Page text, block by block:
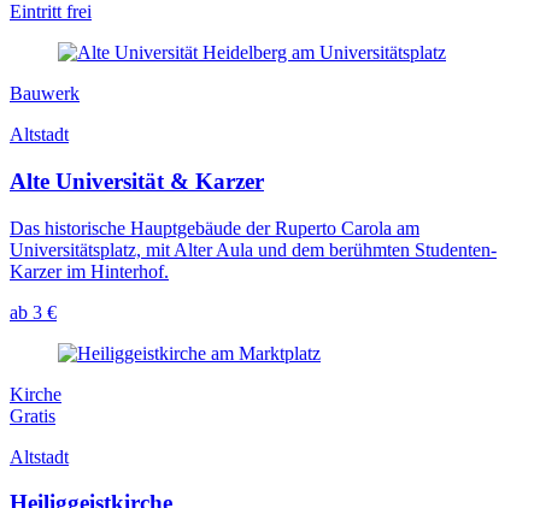
Eintritt frei
Bauwerk
Altstadt
Alte Universität & Karzer
Das historische Hauptgebäude der Ruperto Carola am
Universitätsplatz, mit Alter Aula und dem berühmten Studenten-
Karzer im Hinterhof.
ab 3 €
Kirche
Gratis
Altstadt
Heiliggeistkirche